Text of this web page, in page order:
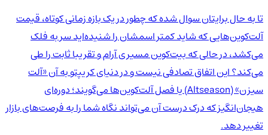
تا به حال برایتان سوال شده که چطور در یک بازه زمانی کوتاه، قیمت
آلت‌کوین‌هایی که شاید کمتر اسمشان را شنیده‌اید سر به فلک
می‌کشد، در حالی که بیت‌کوین مسیری آرام و تقریبا ثابت را طی
می‌کند؟ این اتفاق تصادفی نیست و در دنیای کریپتو به آن «آلت
سیزن» (Altseason) یا فصل آلت‌کوین‌ها می‌گویند؛ دوره‌ای
هیجان‌انگیز که درک درست آن می‌تواند نگاه شما را به فرصت‌های بازار
تغییر دهد.